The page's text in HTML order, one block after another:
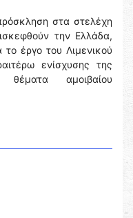
στα στελέχη
την Ελλάδα,
έργο του Λιμενικού
ενίσχυσης της
αμοιβαίου